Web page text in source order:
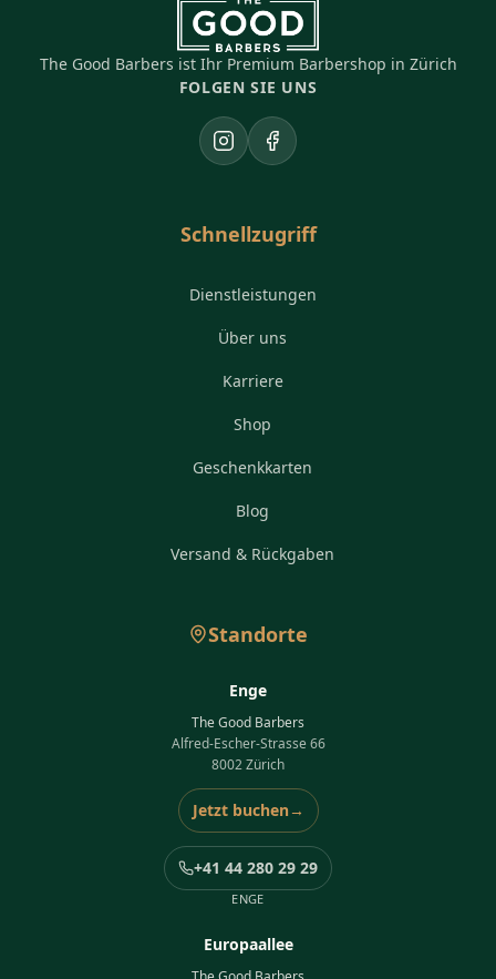
The Good Barbers ist Ihr Premium Barbershop in Zürich
FOLGEN SIE UNS
InstagramFacebook
Schnellzugriff
Dienstleistungen
Über uns
Karriere
Shop
Geschenkkarten
Blog
Versand & Rückgaben
Standorte
Enge
The Good Barbers
Alfred-Escher-Strasse 66
8002 Zürich
Jetzt buchen→
+41 44 280 29 29
ENGE
Europaallee